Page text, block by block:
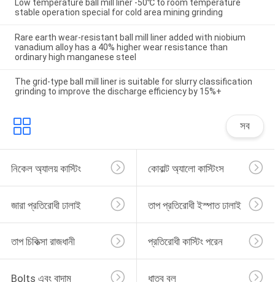
Low temperature ball mill liner -50℃ to room temperature
stable operation special for cold area mining grinding
Rare earth wear-resistant ball mill liner added with niobium
vanadium alloy has a 40% higher wear resistance than
ordinary high manganese steel
The grid-type ball mill liner is suitable for slurry classification
grinding to improve the discharge efficiency by 15%+
সব
নিকেল অ্যালয় কাস্টিং কোবাল্ট অ্যালো কাস্টিংস
জারা প্রতিরোধী ঢালাই তাপ প্রতিরোধী ইস্পাত ঢালাই
তাপ চিকিত্সা রাজধানী প্রতিরোধী কাস্টিং পরেন
Bolts এবং বাদাম ধাতব বল